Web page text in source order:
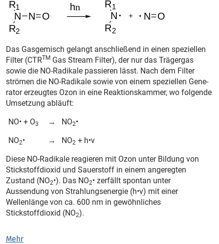
Das Gasgemisch gelangt anschließend in einen speziellen
Filter (CTRTM Gas Stream Filter), der nur das Trägergas
sowie die NO-Radikale passieren lässt. Nach dem Filter
strömen die NO-Radikale sowie von einem speziellen Gene­
rator erzeugtes Ozon in eine Reaktionskammer, wo folgende
Umsetzung ab­läuft:
NO• + O3 → NO2•
NO2• → NO2 + h•ν
Diese NO-Radikale reagieren mit Ozon unter Bildung von
Stickstoffdioxid und Sauerstoff in einem angeregten
Zustand (NO2•). Das NO2• zerfällt spontan unter
Aussendung von Strahlungsenergie (h•ν) mit einer
Wellenlänge von ca. 600 nm in gewöhnliches
Stickstoffdioxid (NO2).
Mehr